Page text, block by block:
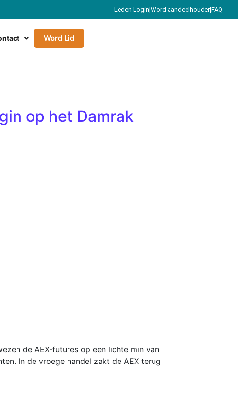
Leden Login|Word aandeelhouder|FAQ
Word Lid
op het Damrak
de AEX-futures op een lichte min van
In de vroege handel zakt de AEX terug